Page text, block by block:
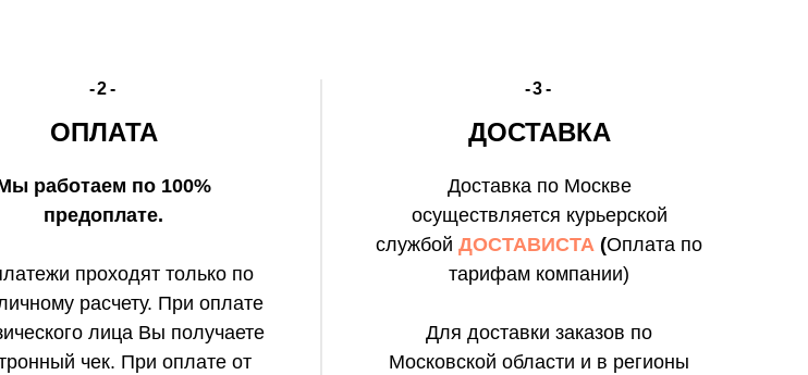
-2-
ОПЛАТА
работаем по 100%
предоплате.
проходят только по
расчету. При оплате
лица Вы получаете
чек. При оплате от
-3-
ДОСТАВКА
Доставка по Москве
осуществляется курьерской
службой ДОСТАВИСТА (Оплата по
тарифам компании)
Для доставки заказов по
Московской области и в регионы